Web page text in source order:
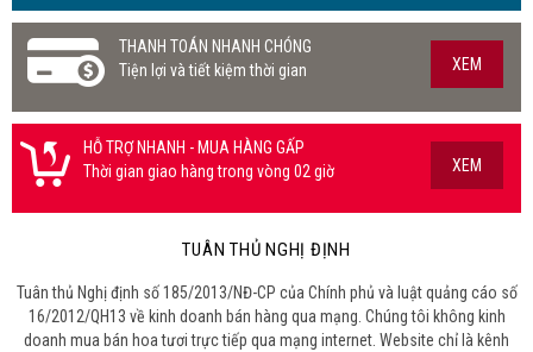
THANH TOÁN NHANH CHÓNG
Tiện lợi và tiết kiệm thời gian
XEM
HỖ TRỢ NHANH - MUA HÀNG GẤP
Thời gian giao hàng trong vòng 02 giờ
XEM
TUÂN THỦ NGHỊ ĐỊNH
Tuân thủ Nghị định số 185/2013/NĐ-CP của Chính phủ và luật quảng cáo số
16/2012/QH13 về kinh doanh bán hàng qua mạng. Chúng tôi không kinh
doanh mua bán hoa tươi trực tiếp qua mạng internet. Website chỉ là kênh